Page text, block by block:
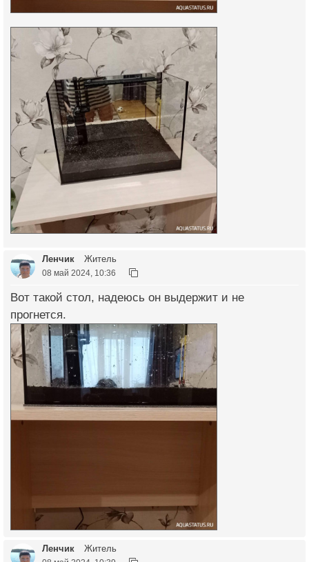
Ленчик Житель
08 май 2024, 10:36
Вот такой стол, надеюсь он выдержит и не
прогнется.
Ленчик Житель